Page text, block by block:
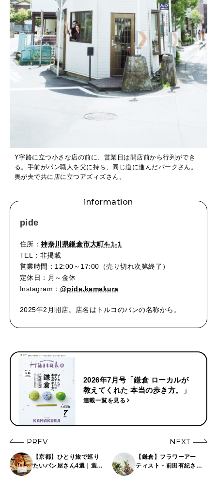
Y字路に立つ小さな店の前に、営業日は開店前から行列ができ
る。手前がパン職人を父に持ち、同じ道に進んだバークさん。
奥が夫で共に店に立つアズィズさん。
information
pide
住所：神奈川県鎌倉市大町4-1-1
TEL：非掲載
営業時間：12:00～17:00（売り切れ次第終了）
定休日：月～金休
Instagram： @pide.kamakura
2025年2月開店。店名はトルコのパンの名称から。
2026年7月号「鎌倉 ローカルが
教えてくれた 本当の歩き方。」
連載一覧を見る
PREV
【京都】ひとり旅で巡り
たいパン屋さん4選｜週2
NEXT
【鎌倉】フラワーアー
ティスト・前田有紀さん